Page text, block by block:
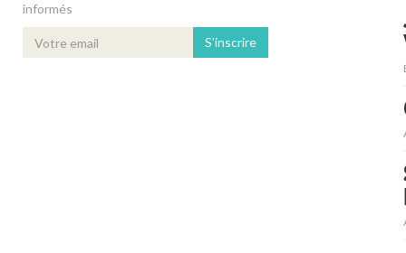
informés
S'inscrire